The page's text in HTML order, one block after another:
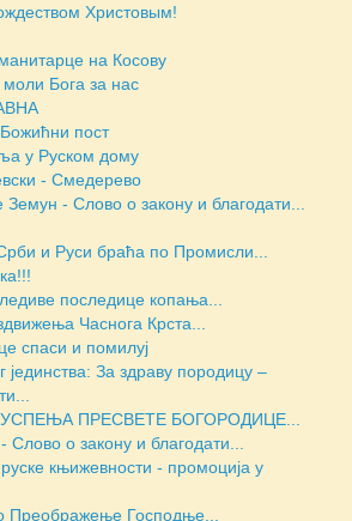
Христовым!
на Косову
Бога за нас
пост
у Руском дому
- Смедерево
- Слово о закону и благодати...
и Руси браћа по Промисли...
последице копања...
Часнога Крста...
спаси и помилуј
За здраву породицу –
ПРЕСВЕТЕ БОГОРОДИЦЕ...
Слово о закону и благодати...
књижевности - промоција у
Преображење Господње...